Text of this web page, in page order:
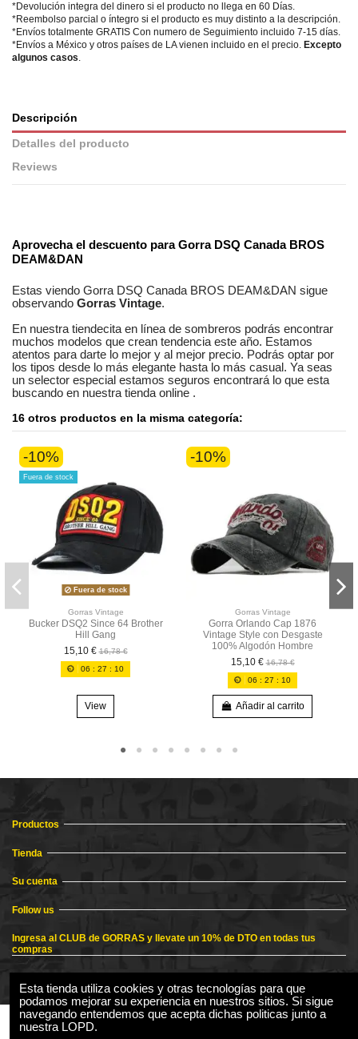
*Devolución integra del dinero si el producto no llega en 60 Días.
*Reembolso parcial o íntegro si el producto es muy distinto a la descripción.
*Envíos totalmente GRATIS Con numero de Seguimiento incluido 7-15 días.
*Envíos a México y otros países de LA vienen incluido en el precio. Excepto
algunos casos.
Descripción
Detalles del producto
Reviews
Estilos Informal
Genero
Aprovecha el descuento paraGorra DSQ Canada BROS
DEAM&DAN
Estas viendo Gorra DSQ Canada BROS DEAM&DAN sigue
observando Gorras Vintage.
En nuestra tiendecita en línea de sombreros podrás encontrar
muchos modelos que crean tendencia este año. Estamos
atentos para darte lo mejor y al mejor precio. Podrás optar por
los tipos desde lo más elegante hasta lo más casual. Ya seas
un selector especial estamos seguros encontrará lo que esta
buscando en nuestra tienda online .
16 otros productos en la misma categoría:
-10%
Fuera de stock
Fuera de stock
Gorras Vintage
Bucker DSQ2 Since 64 Brother
Hill Gang
15,10 € 16,78 €
06 :27 : 10
View
-10%
Gorras Vintage
Gorra Orlando Cap 1876
Vintage Style con Desgaste
100% Algodón Hombre
15,10 € 16,78 €
06 :27 : 10
Añadir al carrito
Productos
Tienda
Su cuenta
Follow us
Ingresa al CLUB de GORRAS y llevate un 10% de DTO en todas tus
compras
Esta tienda utiliza cookies y otras tecnologías para que
podamos mejorar su experiencia en nuestros sitios. Si sigue
navegando entendemos que acepta dichas politicas junto a
nuestra LOPD.